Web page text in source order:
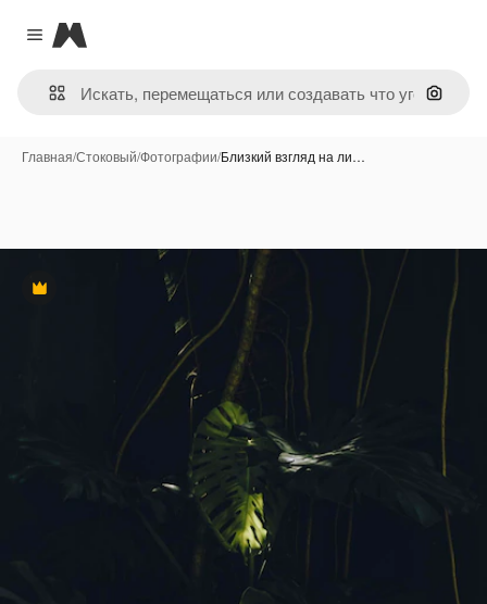
Close menu
Magnific
Поиск
Главная/Стоковый/Фотографии/Близкий взгляд на ли…
Премиум